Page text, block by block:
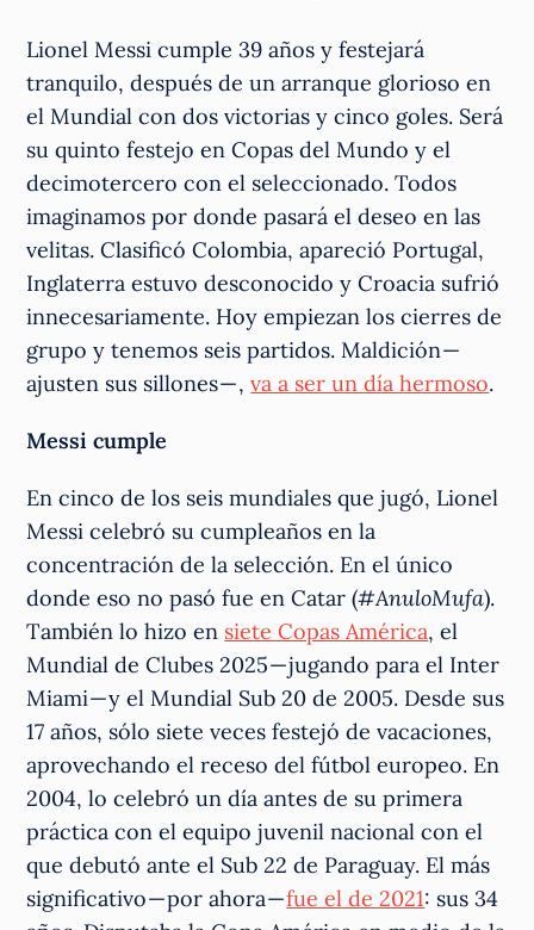
Lionel Messi cumple 39 años y festejará
tranquilo, después de un arranque glorioso en
el Mundial con dos victorias y cinco goles. Será
su quinto festejo en Copas del Mundo y el
decimotercero con el seleccionado. Todos
imaginamos por donde pasará el deseo en las
velitas. Clasificó Colombia, apareció Portugal,
Inglaterra estuvo desconocido y Croacia sufrió
innecesariamente. Hoy empiezan los cierres de
grupo y tenemos seis partidos. Maldición —
ajusten sus sillones — ,va a ser un día hermoso.
Messi cumple
En cinco de los seis mundiales que jugó, Lionel
Messi celebró su cumpleaños en la
concentración de la selección. En el único
donde eso no pasó fue en Catar (#AnuloMufa).
También lo hizo en siete Copas América, el
Mundial de Clubes 2025 — jugando para el Inter
Miami — y el Mundial Sub 20 de 2005. Desde sus
17 años, sólo siete veces festejó de vacaciones,
aprovechando el receso del fútbol europeo. En
2004, lo celebró un día antes de su primera
práctica con el equipo juvenil nacional con el
que debutó ante el Sub 22 de Paraguay. El más
significativo — por ahora —fue el de 2021: sus 34